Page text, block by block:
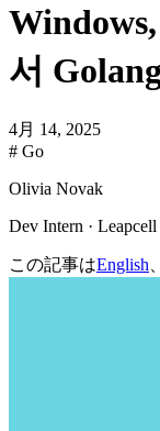
서
4月 14, 2025
# Go
Olivia Novak
Dev Intern · Leapcell
この記事はEnglish